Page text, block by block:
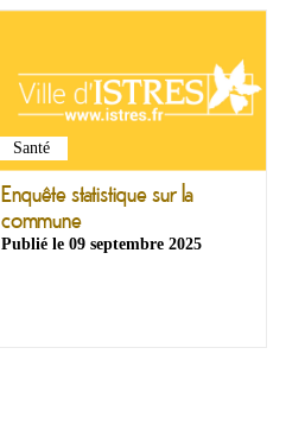
Santé
Enquête statistique sur la
commune
Publié le 09 septembre 2025